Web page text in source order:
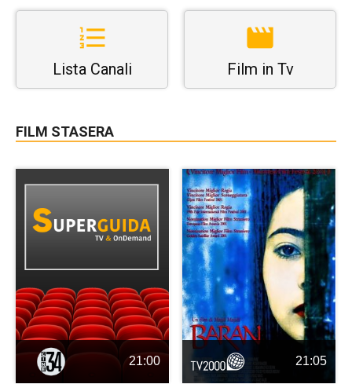
Lista Canali Film in Tv
FILM STASERA
21:00 21:05